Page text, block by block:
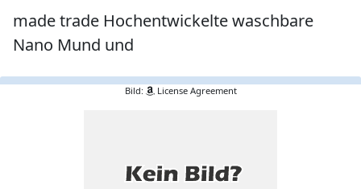
made trade Hochentwickelte waschbare
Nano Mund und
Bild: License Agreement